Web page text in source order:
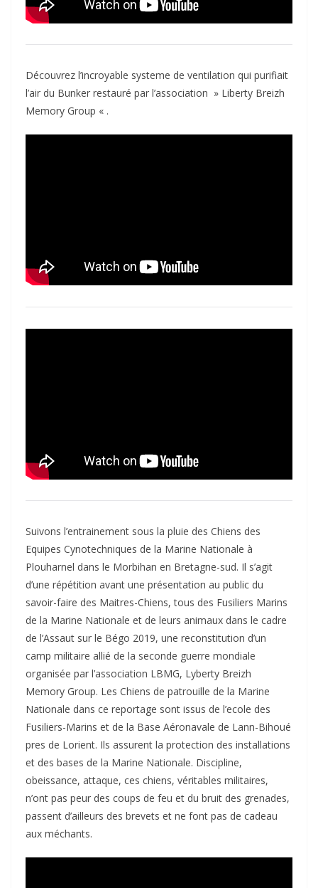
Découvrez l’incroyable systeme de ventilation qui purifiait
l’air du Bunker restauré par l’association » Liberty Breizh
Memory Group « .
Suivons l’entrainement sous la pluie des Chiens des
Equipes Cynotechniques de la Marine Nationale à
Plouharnel dans le Morbihan en Bretagne-sud. Il s’agit
d’une répétition avant une présentation au public du
savoir-faire des Maitres-Chiens, tous des Fusiliers Marins
de la Marine Nationale et de leurs animaux dans le cadre
de l’Assaut sur le Bégo 2019, une reconstitution d’un
camp militaire allié de la seconde guerre mondiale
organisée par l’association LBMG, Lyberty Breizh
Memory Group. Les Chiens de patrouille de la Marine
Nationale dans ce reportage sont issus de l’ecole des
Fusiliers-Marins et de la Base Aéronavale de Lann-Bihoué
pres de Lorient. Ils assurent la protection des installations
et des bases de la Marine Nationale. Discipline,
obeissance, attaque, ces chiens, véritables militaires,
n’ont pas peur des coups de feu et du bruit des grenades,
passent d’ailleurs des brevets et ne font pas de cadeau
aux méchants.